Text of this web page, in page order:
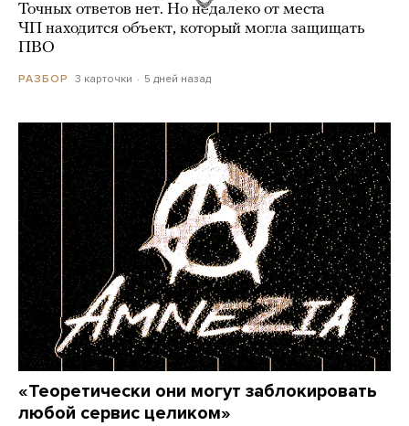
Точных ответов нет. Но недалеко от места
ЧП находится объект, который могла защищать
ПВО
РАЗБОР 3 карточки 5 дней назад
«Теоретически они могут заблокировать
любой сервис целиком»